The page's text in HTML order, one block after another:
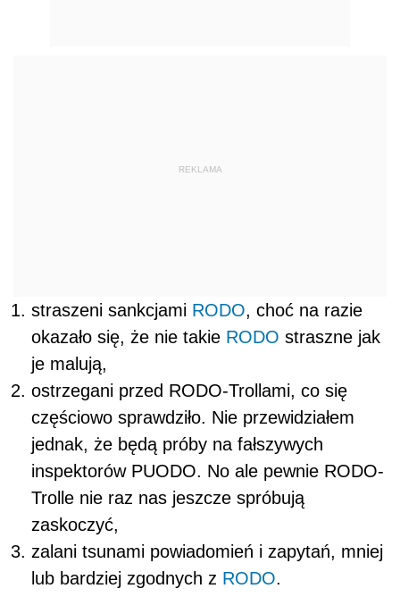
REKLAMA
straszeni sankcjami RODO, choć na razie
okazało się, że nie takie RODO straszne jak
je malują,
ostrzegani przed RODO-Trollami, co się
częściowo sprawdziło. Nie przewidziałem
jednak, że będą próby na fałszywych
inspektorów PUODO. No ale pewnie RODO-
Trolle nie raz nas jeszcze spróbują
zaskoczyć,
zalani tsunami powiadomień i zapytań, mniej
lub bardziej zgodnych z RODO.